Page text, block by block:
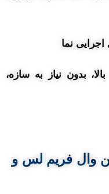
بدون نیاز به سازه،
وال فریم لس و